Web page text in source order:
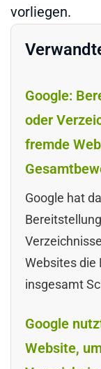
vorliegen.
Google:
oder
fremde
Google hat
Websites die
insgesamt
Google
Website,